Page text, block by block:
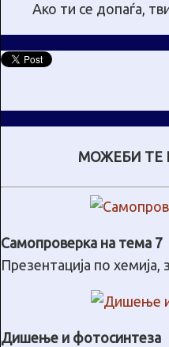
Ако ти се допаѓа,
МОЖЕБИ ТЕ
Самопроверка на тема 7
Презентација по
Дишење и фотосинтеза